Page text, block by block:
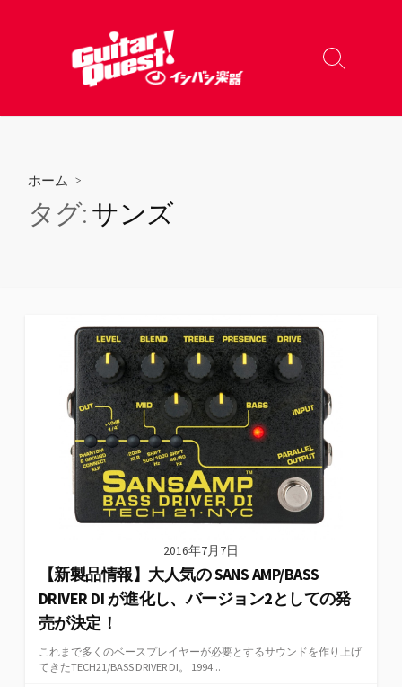
へ
検
り
メ
ー
ホーム >
タグ:サンズ
2016年7月7日
【新製品情報】大人気の SANS AMP/BASS
DRIVER DI が進化し、バージョン2としての発
売が決定！
これまで多くのベースプレイヤーが必要とするサウンドを作り上げ
てきたTECH21/BASS DRIVER DI。 1994...